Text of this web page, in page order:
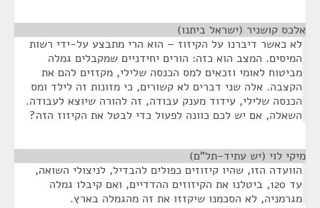
אלכס קושניר (ישראל ביתנו)
לא כאשר דיברנו על הקיזוז – הוא הרי מתבצע על-ידי רשות
המיסים. המצב הוא כזה: הורים יחידניים שמקבלים גמלה
מביטוח לאומי וזכאים למס הכנסה שלילי, מקזזים להם את
הקצבה. אלה שני דברים לא קשורים, כי מזונות זה לילד ומס
הכנסה שלילי, עידוד מענק עבודה, זה להורה שיוצא לעבודה.
השאלה, אם יש לכם כוונה לפעול כדי לבטל את הקיזוז הזה?
מיקי לוי (יש עתיד-תל"ם)
הוועדה הזו, שהיו קיזוזים כפולים להבדיל, לניצולי השואה,
עד 120, ביטלנו את הקיזוזים ההדדיים, ואם קיבלו גמלה
מגרמניה, לא הסכמנו שיקזזו את זה מהגמלה בארץ.